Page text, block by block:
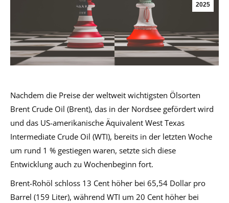
2025
Nachdem die Preise der weltweit wichtigsten Ölsorten
Brent Crude Oil (Brent), das in der Nordsee gefördert wird
und das US-amerikanische Äquivalent West Texas
Intermediate Crude Oil (WTI), bereits in der letzten Woche
um rund 1 % gestiegen waren, setzte sich diese
Entwicklung auch zu Wochenbeginn fort.
Brent-Rohöl schloss 13 Cent höher bei 65,54 Dollar pro
Barrel (159 Liter), während WTI um 20 Cent höher bei